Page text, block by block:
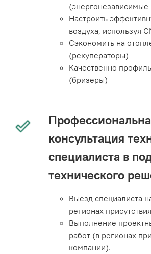
Настроить
воздуха, используя
Сэкономить на
(рекуператоры)
Качественно
(бризеры)
консультация
специалиста в
технического
Выезд специалиста
регионах
Выполнение
работ (в регионах
компании).